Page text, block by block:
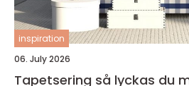
inspiration
06. July 2026
Tapetsering så lyckas du med väggarna